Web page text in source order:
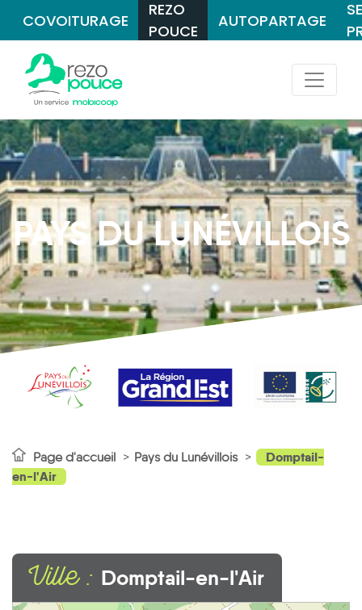
COVOITURAGE
REZO
POUCE
AUTOPARTAGE
PAYS DU LUNÉVILLOIS
Page d'accueil Pays du Lunévillois
Domptail-
en-l'Air
Ville : Domptail-en-l'Air